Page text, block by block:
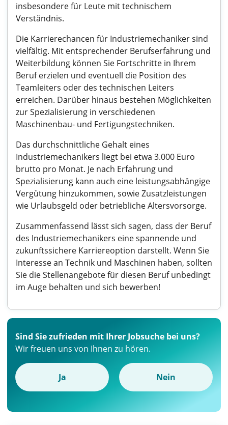
insbesondere für Leute mit technischem
Verständnis.
Die Karrierechancen für Industriemechaniker sind
vielfältig. Mit entsprechender Berufserfahrung und
Weiterbildung können Sie Fortschritte in Ihrem
Beruf erzielen und eventuell die Position des
Teamleiters oder des technischen Leiters
erreichen. Darüber hinaus bestehen Möglichkeiten
zur Spezialisierung in verschiedenen
Maschinenbau- und Fertigungstechniken.
Das durchschnittliche Gehalt eines
Industriemechanikers liegt bei etwa 3.000 Euro
brutto pro Monat. Je nach Erfahrung und
Spezialisierung kann auch eine leistungsabhängige
Vergütung hinzukommen, sowie Zusatzleistungen
wie Urlaubsgeld oder betriebliche Altersvorsorge.
Zusammenfassend lässt sich sagen, dass der Beruf
des Industriemechanikers eine spannende und
zukunftssichere Karriereoption darstellt. Wenn Sie
Interesse an Technik und Maschinen haben, sollten
Sie die Stellenangebote für diesen Beruf unbedingt
im Auge behalten und sich bewerben!
Sind Sie zufrieden mit Ihrer Jobsuche bei uns?
Wir freuen uns von Ihnen zu hören.
Ja Nein